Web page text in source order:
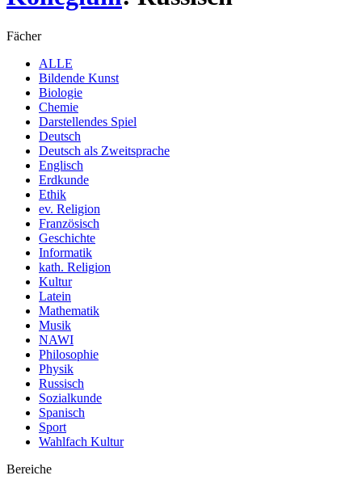
Fächer
ALLE
Bildende Kunst
Biologie
Chemie
Darstellendes Spiel
Deutsch
Deutsch als Zweitsprache
Englisch
Erdkunde
Ethik
ev. Religion
Französisch
Geschichte
Informatik
kath. Religion
Kultur
Latein
Mathematik
Musik
NAWI
Philosophie
Physik
Russisch
Sozialkunde
Spanisch
Sport
Wahlfach Kultur
Bereiche